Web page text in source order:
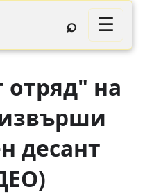
⌕ ☰
на
десант